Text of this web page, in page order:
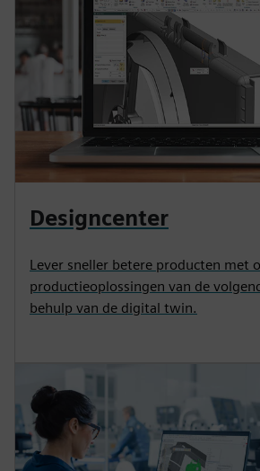
Designcenter
Lever sneller betere producten met
productieoplossingen van de
behulp van de digital twin.